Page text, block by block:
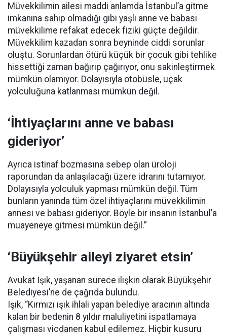
Müvekkilimin ailesi maddi anlamda İstanbul’a gitme
imkanına sahip olmadığı gibi yaşlı anne ve babası
müvekkilime refakat edecek fiziki güçte değildir.
Müvekkilim kazadan sonra beyninde ciddi sorunlar
oluştu. Sorunlardan ötürü küçük bir çocuk gibi tehlike
hissettiği zaman bağırıp çağırıyor, onu sakinleştirmek
mümkün olamıyor. Dolayısıyla otobüsle, uçak
yolculuğuna katlanması mümkün değil.
‘İhtiyaçlarını anne ve babası
gideriyor’
Ayrıca istinaf bozmasına sebep olan üroloji
raporundan da anlaşılacağı üzere idrarını tutamıyor.
Dolayısıyla yolculuk yapması mümkün değil. Tüm
bunların yanında tüm özel ihtiyaçlarını müvekkilimin
annesi ve babası gideriyor. Böyle bir insanın İstanbul’a
muayeneye gitmesi mümkün değil.”
‘Büyükşehir aileyi ziyaret etsin’
Avukat Işık, yaşanan sürece ilişkin olarak Büyükşehir
Belediyesi’ne de çağrıda bulundu.
Işık, “Kırmızı ışık ihlali yapan belediye aracının altında
kalan bir bedenin 8 yıldır maluliyetini ispatlamaya
çalışması vicdanen kabul edilemez. Hiçbir kusuru